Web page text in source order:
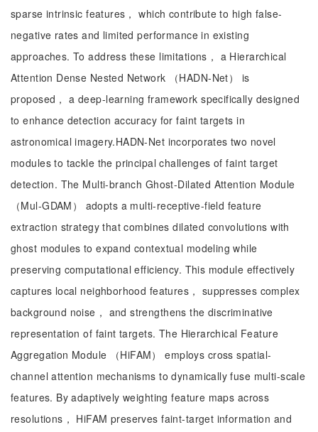
sparse intrinsic features， which contribute to high false-
negative rates and limited performance in existing
approaches. To address these limitations， a Hierarchical
Attention Dense Nested Network （HADN-Net） is
proposed， a deep-learning framework specifically designed
to enhance detection accuracy for faint targets in
astronomical imagery.HADN-Net incorporates two novel
modules to tackle the principal challenges of faint target
detection. The Multi-branch Ghost-Dilated Attention Module
（Mul-GDAM） adopts a multi-receptive-field feature
extraction strategy that combines dilated convolutions with
ghost modules to expand contextual modeling while
preserving computational efficiency. This module effectively
captures local neighborhood features， suppresses complex
background noise， and strengthens the discriminative
representation of faint targets. The Hierarchical Feature
Aggregation Module （HiFAM） employs cross spatial-
channel attention mechanisms to dynamically fuse multi-scale
features. By adaptively weighting feature maps across
resolutions， HiFAM preserves faint-target information and